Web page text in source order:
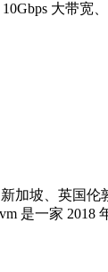
大带
加坡、英国
是一家